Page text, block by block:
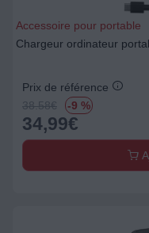
Accessoire pour portable
Chargeur ordinateur
Prix de référence
38.58€ -9 %
34,99€